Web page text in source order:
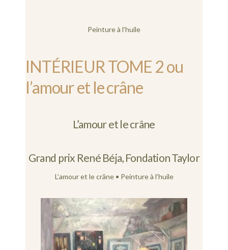
Peinture à l’huile
INTÉRIEUR TOME 2 ou
l’amour et le crâne
L’amour et le crâne
Grand prix René Béja, Fondation Taylor
L’amour et le crâne • Peinture à l’huile